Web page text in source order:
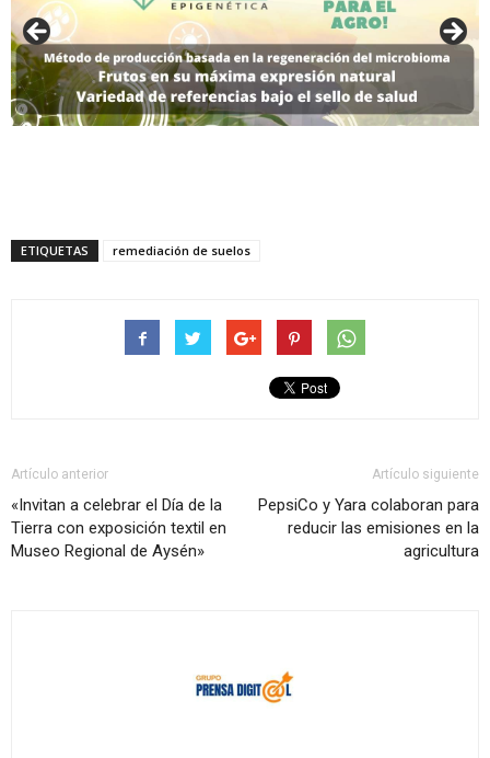
ETIQUETAS remediación de suelos
Artículo anterior
«Invitan a celebrar el Día de la
Tierra con exposición textil en
Museo Regional de Aysén»
Artículo siguiente
PepsiCo y Yara colaboran para
reducir las emisiones en la
agricultura